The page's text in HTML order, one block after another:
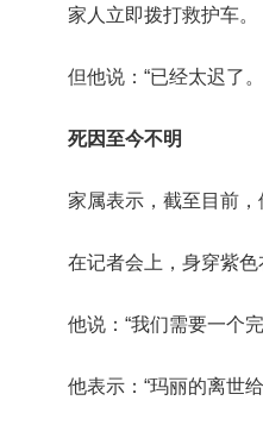
家人立即拨打救护车。
但他说：“已经太迟了
死因至今不明
家属表示，截至目前，
在记者会上，身穿紫
他说：“我们需要一个
他表示：“玛丽的离世